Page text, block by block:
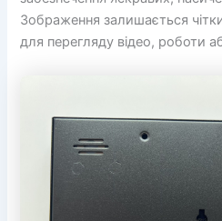
Зображення залишається
для перегляду відео, роботи